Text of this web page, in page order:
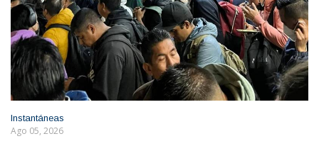
Instantáneas
Ago 05, 2026